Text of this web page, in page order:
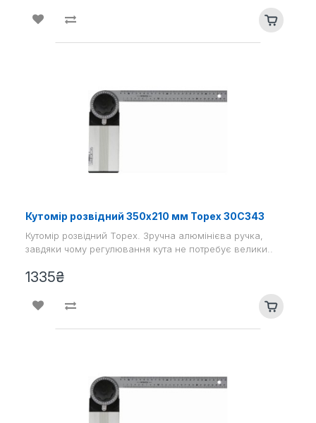
Кутомір розвідний 350x210 мм Topex 30C343
Кутомір розвідний Topex. Зручна алюмінієва ручка,
завдяки чому регулювання кута не потребує велики..
1335₴